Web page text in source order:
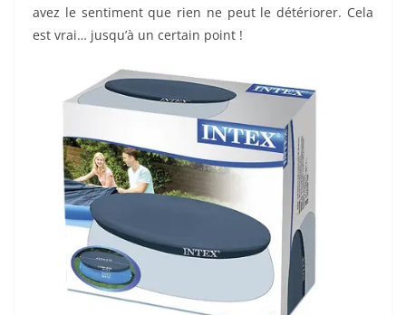
avez le sentiment que rien ne peut le détériorer. Cela
est vrai… jusqu’à un certain point !